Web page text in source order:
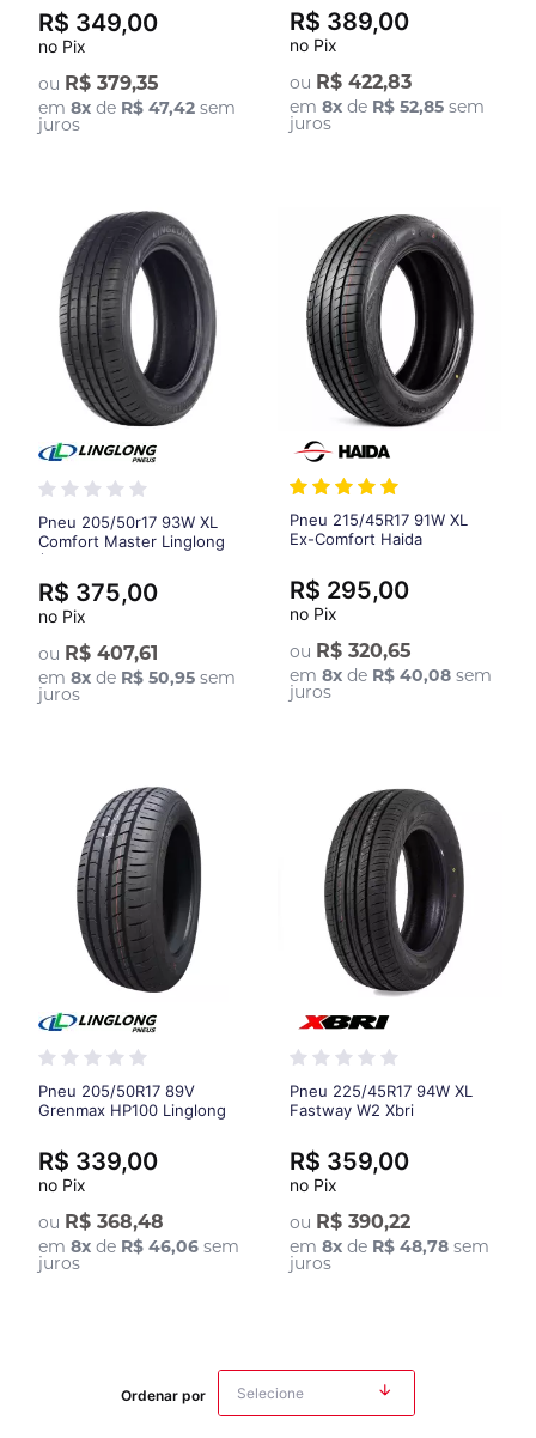
ou R$ 379,35
em8x de R$ 47,42 sem
juros
R$ 349,00
no Pix
ou R$ 422,83
em 8xde R$ 52,85sem
juros
R$ 389,00
no Pix
Pneu 205/50r17 93W XL
Comfort Master Linglong
(Original BYD Dolphin Plus)
ou R$ 407,61
em8x de R$ 50,95 sem
juros
R$ 375,00
no Pix
Pneu 215/45R17 91W XL
Ex-Comfort Haida
ou R$ 320,65
em 8xde R$ 40,08sem
juros
R$ 295,00
no Pix
Pneu 205/50R17 89V
Grenmax HP100 Linglong
ou R$ 368,48
em8x de R$ 46,06 sem
juros
R$ 339,00
no Pix
Pneu 225/45R17 94W XL
Fastway W2 Xbri
ou R$ 390,22
em 8xde R$ 48,78sem
juros
R$ 359,00
no Pix
Ordenar por